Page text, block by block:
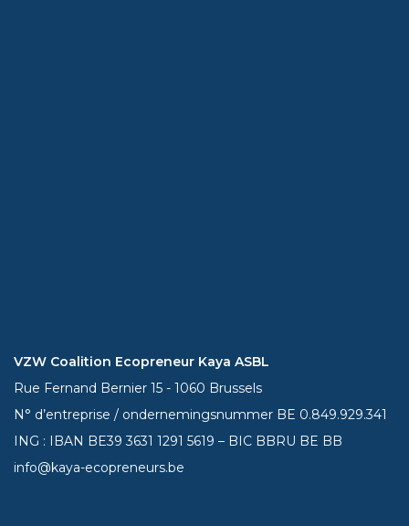
VZW Coalition Ecopreneur Kaya ASBL
Rue Fernand Bernier 15 - 1060 Brussels
N° d’entreprise / ondernemingsnummer BE 0.849.929.341
ING : IBAN BE393631 1291 5619 – BIC BBRU BE BB
info@kaya-ecopreneurs.be